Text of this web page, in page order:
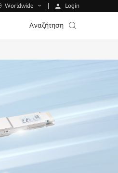
Worldwide Login
Αναζήτηση